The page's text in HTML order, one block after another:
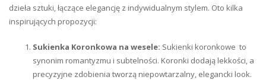
dzieła sztuki, łączące elegancję z indywidualnym stylem. Oto kilka
inspirujących propozycji:
Sukienka Koronkowa na wesele: Sukienki koronkowe to
synonim romantyzmu i subtelności. Koronki dodają lekkości, a
precyzyjne zdobienia tworzą niepowtarzalny, elegancki look.